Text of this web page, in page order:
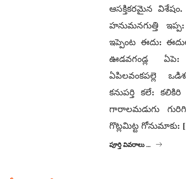
ఆసక్తికరమైన
హనుమనగుత్తి
ఇప్పెంట ఈదు:
ఊడవగండ్ల
ఏపిలవంకపల్లె
కనుపర్తి కలే:
గారాలమడుగు
గొట్లమిట్ట గోనుమాకు:
పూర్తి వివరాలు ...